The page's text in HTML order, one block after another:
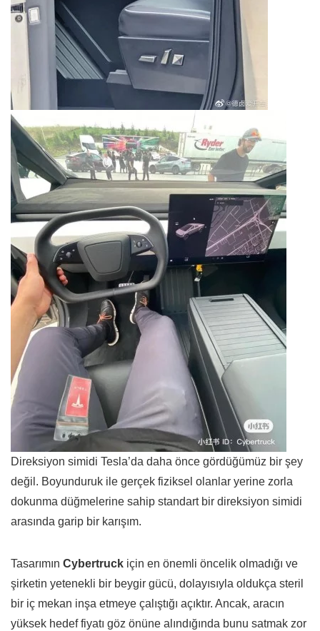
Direksiyon simidi Tesla’da daha önce gördüğümüz bir şey
değil. Boyunduruk ile gerçek fiziksel olanlar yerine zorla
dokunma düğmelerine sahip standart bir direksiyon simidi
arasında garip bir karışım.
Tasarımın Cybertruck için en önemli öncelik olmadığı ve
şirketin yetenekli bir beygir gücü, dolayısıyla oldukça steril
bir iç mekan inşa etmeye çalıştığı açıktır. Ancak, aracın
yüksek hedef fiyatı göz önüne alındığında bunu satmak zor